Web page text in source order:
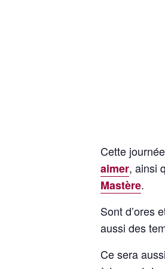
Cette
aimer, ainsi
Mastère.
Sont d’ores
aussi des
Ce sera